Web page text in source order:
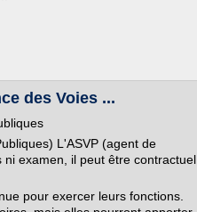
des Voies ...
L'ASVP (agent de
examen, il peut être contractuel
pour exercer leurs fonctions.